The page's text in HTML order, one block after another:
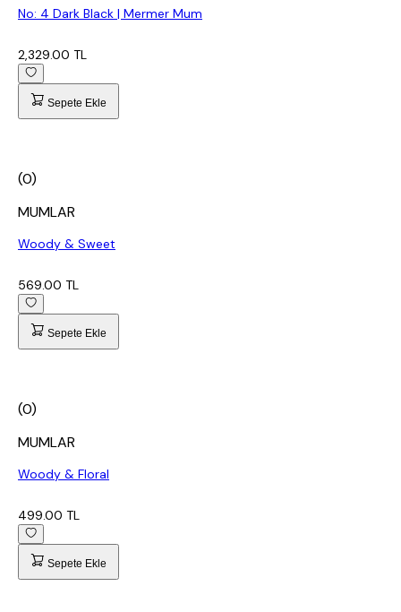
No: 4 Dark Black | Mermer Mum
2,329.00 TL
Sepete Ekle
(0)
MUMLAR
Woody & Sweet
569.00 TL
Sepete Ekle
(0)
MUMLAR
Woody & Floral
499.00 TL
Sepete Ekle